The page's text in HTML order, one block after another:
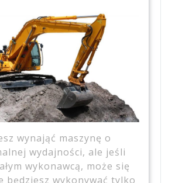
wynająć maszynę o
wydajności, ale jeśli
wykonawcą, może się
będziesz wykonywać tylko